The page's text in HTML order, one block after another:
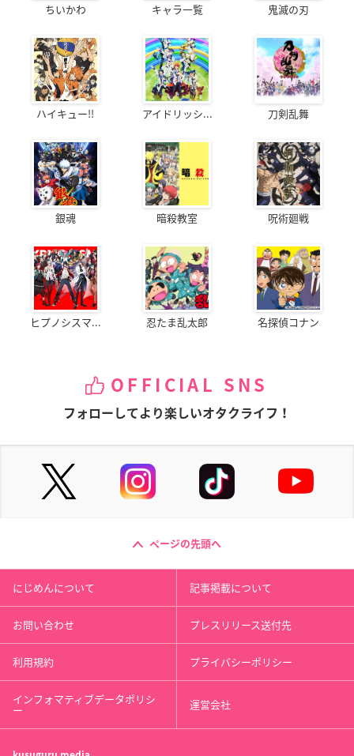
ちいかわ キャラ一覧 鬼滅の刃
ハイキュー!! アイドリッシ... 刀剣乱舞
銀魂 暗殺教室 呪術廻戦
ヒプノシスマ... 忍たま乱太郎 名探偵コナン
OFFICIAL SNS
フォローしてより楽しいオタクライフ！
ページの先頭へ
にじめんについて 記事掲載について
お問い合わせ プレスリリース送付先
利用規約 プライバシーポリシー
インフォマティブデータポリシ
ー 運営会社